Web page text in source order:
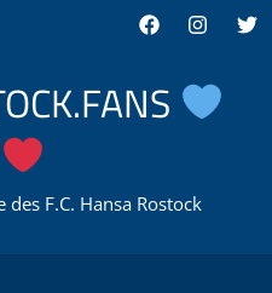
Facebook
F.C. Hansa Rostock